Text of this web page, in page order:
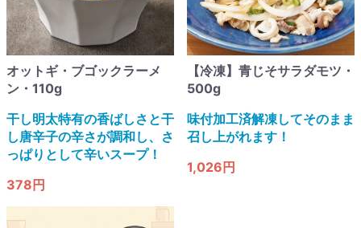
オットギ・ブゴックラーメ
ン・110g
干し明太特有の香ばしさと干
し唐辛子の辛さが調和し、さ
っぱりとして辛いスープ！​
378円
【冷凍】青じそサラダモツ・
500g
味付加工済解凍してそのまま
召し上がれます！
1,026円